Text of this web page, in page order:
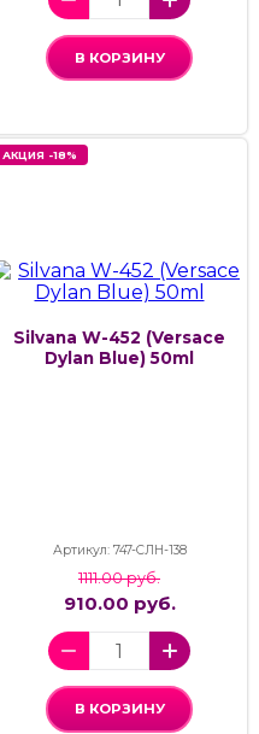
В КОРЗИНУ
АКЦИЯ -18%
Silvana W-452 (Versace
Dylan Blue) 50ml
Артикул: 747-СЛН-138
1111.00 руб.
910.00 руб.
В КОРЗИНУ